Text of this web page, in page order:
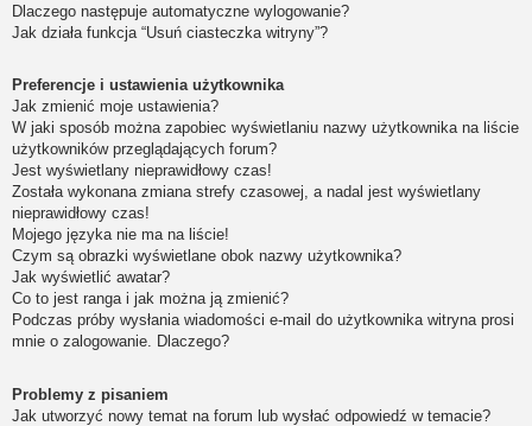
Dlaczego następuje automatyczne wylogowanie?
Jak działa funkcja “Usuń ciasteczka witryny”?
Preferencje i ustawienia użytkownika
Jak zmienić moje ustawienia?
W jaki sposób można zapobiec wyświetlaniu nazwy użytkownika na liście
użytkowników przeglądających forum?
Jest wyświetlany nieprawidłowy czas!
Została wykonana zmiana strefy czasowej, a nadal jest wyświetlany
nieprawidłowy czas!
Mojego języka nie ma na liście!
Czym są obrazki wyświetlane obok nazwy użytkownika?
Jak wyświetlić awatar?
Co to jest ranga i jak można ją zmienić?
Podczas próby wysłania wiadomości e-mail do użytkownika witryna prosi
mnie o zalogowanie. Dlaczego?
Problemy z pisaniem
Jak utworzyć nowy temat na forum lub wysłać odpowiedź w temacie?